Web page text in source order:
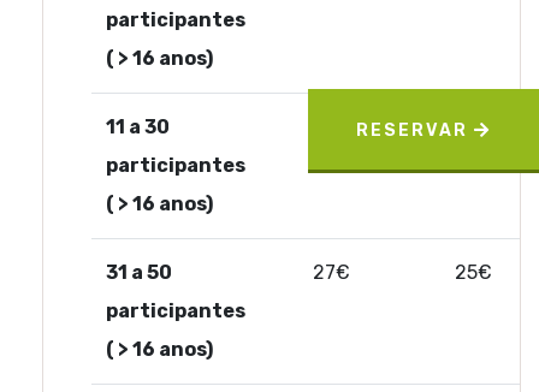
participantes
( > 16 anos)
11 a 30
participantes
( > 16 anos)
27€
31 a 50
participantes
( > 16 anos)
27€ 25€
RESERVAR